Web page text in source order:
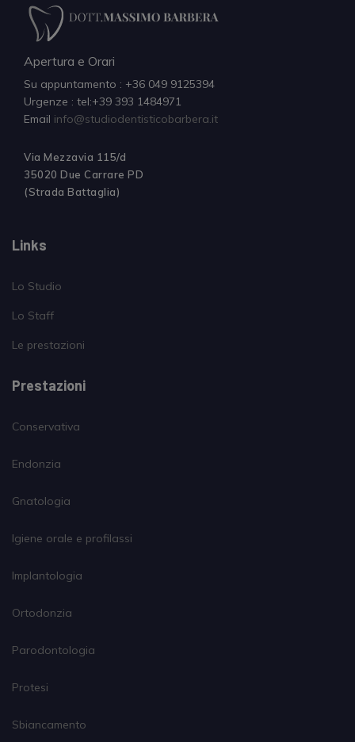
Apertura e Orari
Su appuntamento : +36 049 9125394
Urgenze : tel:+39 393 1484971
Email info@studiodentisticobarbera.it
Via Mezzavia 115/d
35020 Due Carrare PD
(Strada Battaglia)
Links
Lo Studio
Lo Staff
Le prestazioni
Prestazioni
Conservativa
Endonzia
Gnatologia
Igiene orale e profilassi
Implantologia
Ortodonzia
Parodontologia
Protesi
Sbiancamento